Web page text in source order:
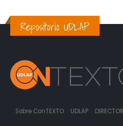
Repositorio UDLAP
Sobre ConTEXTO UDLAP